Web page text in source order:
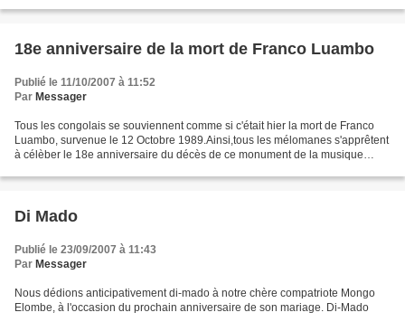
18e anniversaire de la mort de Franco Luambo
Publié le 11/10/2007 à 11:52
Par Messager
Tous les congolais se souviennent comme si c'était hier la mort de Franco
Luambo, survenue le 12 Octobre 1989.Ainsi,tous les mélomanes s'apprêtent
à célèber le 18e anniversaire du décès de ce monument de la musique
Di Mado
Publié le 23/09/2007 à 11:43
Par Messager
Nous dédions anticipativement di-mado à notre chère compatriote Mongo
Elombe, à l'occasion du prochain anniversaire de son mariage. Di-Mado